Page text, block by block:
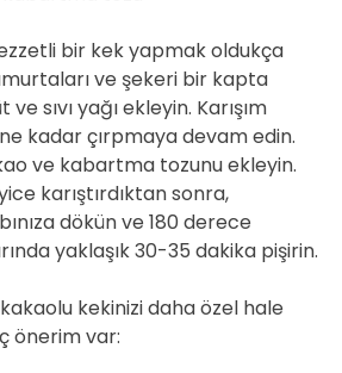
bir kek yapmak oldukça
ve şekeri bir kapta
ve sıvı yağı ekleyin. Karışım
kadar çırpmaya devam edin.
ve kabartma tozunu ekleyin.
karıştırdıktan sonra,
dökün ve 180 derece
yaklaşık 30-35 dakika pişirin.
kakaolu kekinizi daha özel hale
önerim var: